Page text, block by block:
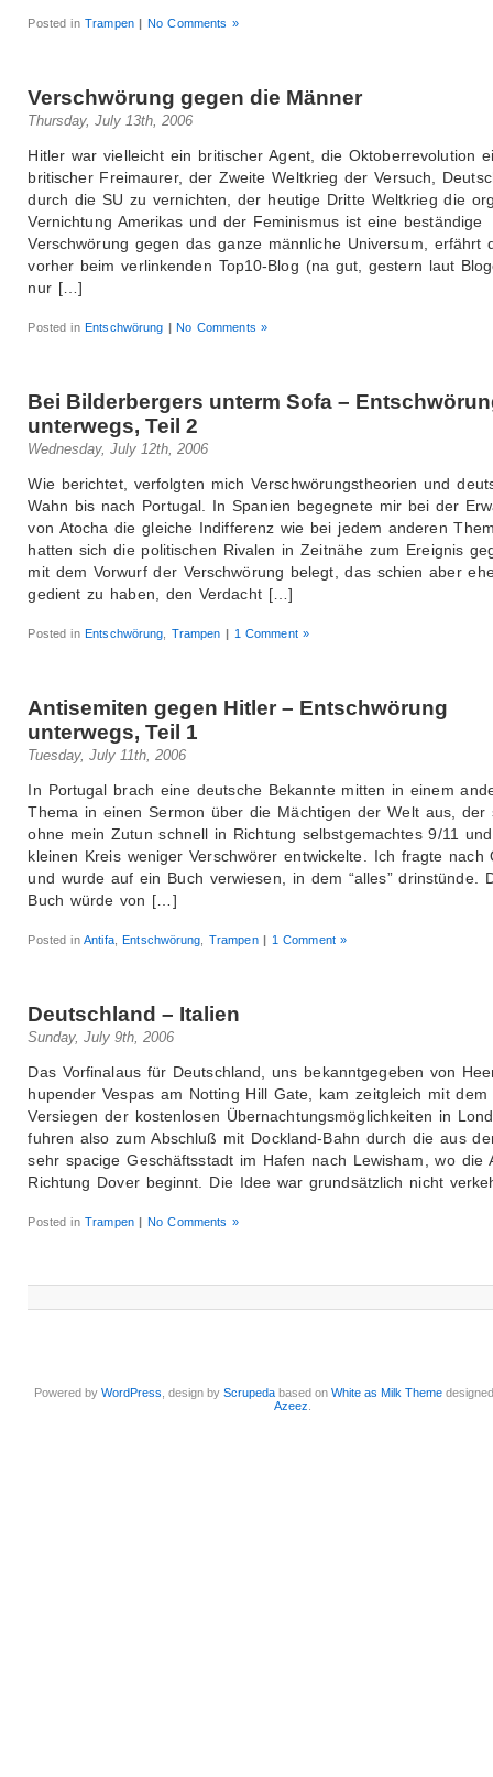
Posted inTrampen | No Comments »
Verschwörung gegen die Männer
Thursday, July 13th, 2006
Hitler war vielleicht ein britischer Agent, die Oktoberrevolution
britischer Freimaurer, der Zweite Weltkrieg der Versuch,
durch die SU zu vernichten, der heutige Dritte Weltkrieg die
Vernichtung Amerikas und der Feminismus ist eine beständige
Verschwörung gegen das ganze männliche Universum, erfährt
vorher beim verlinkenden Top10-Blog (na gut, gestern laut
nur […]
Posted inEntschwörung | No Comments »
Bei Bilderbergers unterm Sofa –
unterwegs, Teil 2
Wednesday, July 12th, 2006
Wie berichtet, verfolgten mich Verschwörungstheorien und
Wahn bis nach Portugal. In Spanien begegnete mir bei der
von Atocha die gleiche Indifferenz wie bei jedem anderen
hatten sich die politischen Rivalen in Zeitnähe zum Ereignis
mit dem Vorwurf der Verschwörung belegt, das schien aber
gedient zu haben, den Verdacht […]
Posted inEntschwörung Trampen | 1 Comment »
Antisemiten gegen Hitler – Entschwörung
unterwegs, Teil 1
Tuesday, July 11th, 2006
In Portugal brach eine deutsche Bekannte mitten in einem
Thema in einen Sermon über die Mächtigen der Welt aus, der
ohne mein Zutun schnell in Richtung selbstgemachtes 9/11
kleinen Kreis weniger Verschwörer entwickelte. Ich fragte nach
und wurde auf ein Buch verwiesen, in dem “alles” drinstünde.
Buch würde von […]
Posted inAntifa,Entschwörung Trampen | 1 Comment »
Deutschland – Italien
Sunday, July 9th, 2006
Das Vorfinalaus für Deutschland, uns bekanntgegeben von
hupender Vespas am Notting Hill Gate, kam zeitgleich mit dem
Versiegen der kostenlosen Übernachtungsmöglichkeiten in
fuhren also zum Abschluß mit Dockland-Bahn durch die aus
sehr spacige Geschäftsstadt im Hafen nach Lewisham, wo die
Richtung Dover beginnt. Die Idee war grundsätzlich nicht
Posted inTrampen | No Comments »
Powered byWordPress , design byScrupeda based onWhite as Milk Theme
Azeez